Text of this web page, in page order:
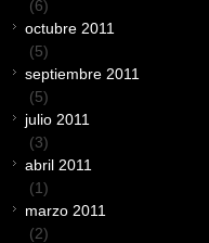
(6)
octubre 2011
(5)
septiembre 2011
(5)
julio 2011
(3)
abril 2011
(1)
marzo 2011
(2)